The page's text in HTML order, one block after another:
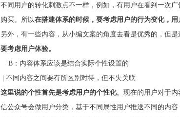
不同用户的转化刺激点不一样，例如，有用户在看到一次
购买。所以在搭建体系的时候，要考虑用户的行为变化，用
另外，有一些内容，从小编文案的角度去看是优秀的，但
要考虑用户体验。
B：内容体系应该是结合实际个性设置的
| 不同内容之间要有所区别对待，但不失关联
这里说的个性首先是考虑用户的个性化。现在的用户对于
信公众号会做用户分类，基于不同属性用户推送不同的内